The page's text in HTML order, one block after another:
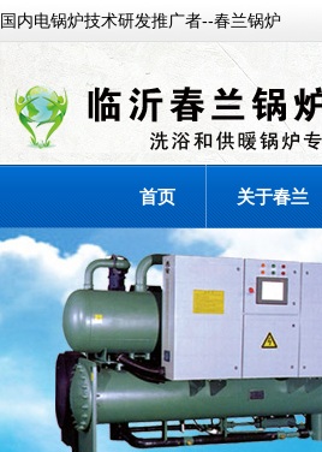
国内电锅炉技术研发推广者--春兰锅炉
首页 关于春兰